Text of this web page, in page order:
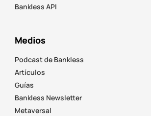
Bankless API
Medios
Podcast de Bankless
Artículos
Guías
Bankless Newsletter
Metaversal